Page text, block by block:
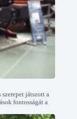
játszott a
fontosságát a